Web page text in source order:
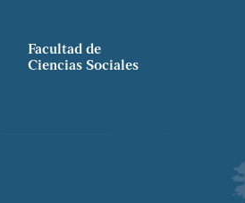
Facultad de
Ciencias Sociales